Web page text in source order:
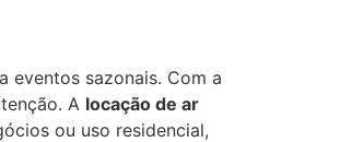
eventos sazonais. Com a
A locação de ar
ou uso residencial,